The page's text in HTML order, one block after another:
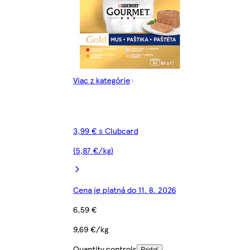
Viac z kategórie
3,99 € s Clubcard
(5,87 €/kg)
Cena je platná do 11. 8. 2026
6,59 €
9,69 €/kg